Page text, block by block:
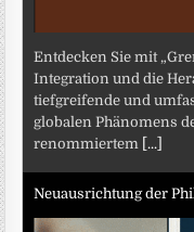
Entdecken Sie mit
Integration und die
tiefgreifende und
globalen Phänomens
renommiertem [...]
Neuausrichtung der